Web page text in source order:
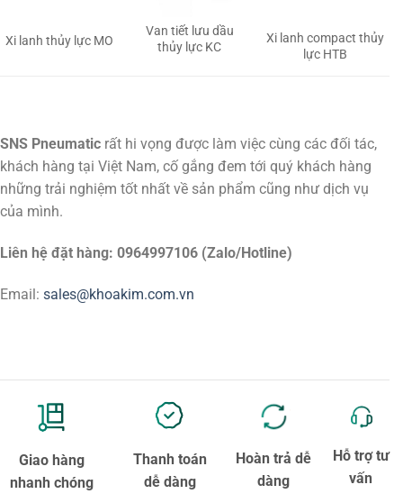
Xi lanh thủy lực MO
Van tiết lưu dầu
thủy lực KC
Xi lanh compact thủy
lực HTB
SNS Pneumatic rất hi vọng được làm việc cùng các đối tác,
khách hàng tại Việt Nam, cố gắng đem tới quý khách hàng
những trải nghiệm tốt nhất về sản phẩm cũng như dịch vụ
của mình.
Liên hệ đặt hàng: 0964997106 (Zalo/Hotline)
Email: sales@khoakim.com.vn
Giao hàng
nhanh chóng
Thanh toán
dễ dàng
Hoàn trả dễ
dàng
Hỗ trợ tư
vấn